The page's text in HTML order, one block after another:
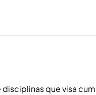
que visa